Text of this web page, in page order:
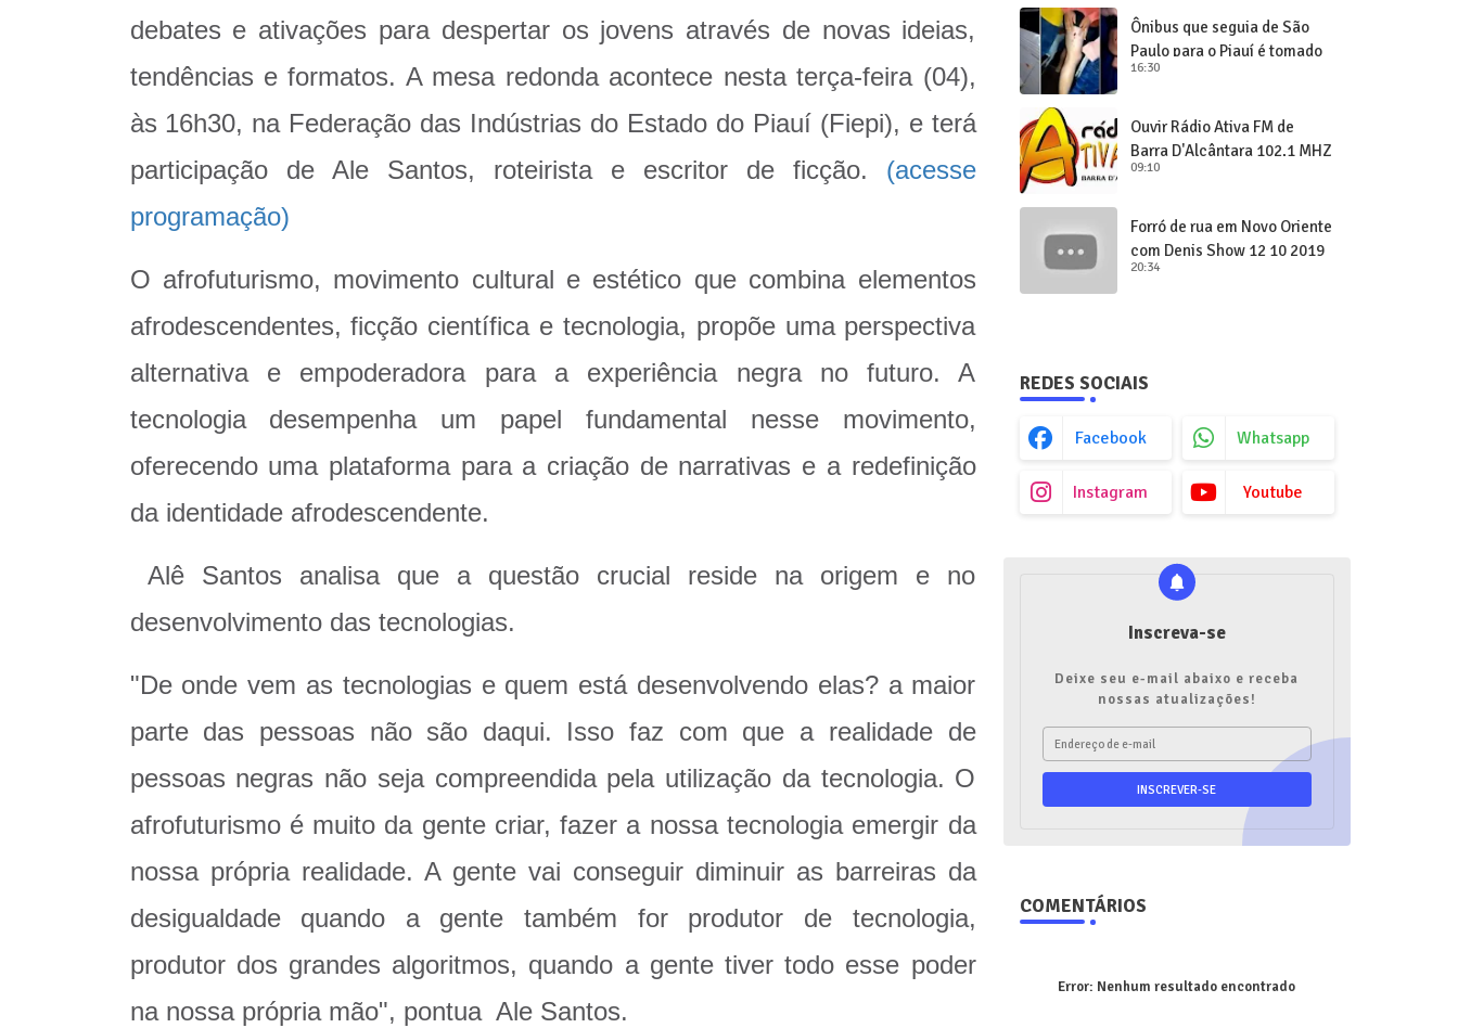
debates e ativações para despertar os jovens através de novas ideias,
tendências e formatos. A mesa redonda acontece nesta terça-feira (04),
às 16h30, na Federação das Indústrias do Estado do Piauí (Fiepi), e terá
participação de Ale Santos, roteirista e escritor de ficção.
(acesse
programação)
O afrofuturismo, movimento cultural e estético que combina elementos
afrodescendentes, ficção científica e tecnologia, propõe uma perspectiva
alternativa e empoderadora para a experiência negra no futuro. A
tecnologia desempenha um papel fundamental nesse movimento,
oferecendo uma plataforma para a criação de narrativas e a redefinição
da identidade afrodescendente.
Alê Santos analisa que a questão crucial reside na origem e no
desenvolvimento das tecnologias.
"De onde vem as tecnologias e quem está desenvolvendo elas? a maior
parte das pessoas não são daqui. Isso faz com que a realidade de
pessoas negras não seja compreendida pela utilização da tecnologia. O
afrofuturismo é muito da gente criar, fazer a nossa tecnologia emergir da
nossa própria realidade. A gente vai conseguir diminuir as barreiras da
desigualdade quando a gente também for produtor de tecnologia,
produtor dos grandes algoritmos, quando a gente tiver todo esse poder
na nossa própria mão", pontua Ale Santos.
Ônibus que seguia de São
Paulo para o Piauí é tomado
de assalto
16:30
Ouvir Rádio Ativa FM de
Barra D'Alcântara 102,1 MHZ
09:10
Forró de rua em Novo Oriente
com Denis Show 12 10 2019
20:34
REDES SOCIAIS
Facebook Whatsapp
Instagram Youtube
Inscreva-se
Deixe seu e-mail abaixo e receba
nossas atualizações!
COMENTÁRIOS
Error: Nenhum resultado encontrado